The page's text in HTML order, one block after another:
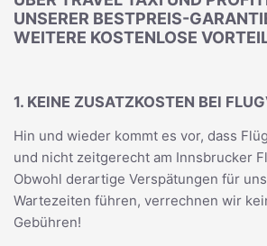
UNSERER BESTPREIS-
WEITERE KOSTENLOSE
1. KEINE ZUSATZKOSTEN BEI
Hin und wieder kommt es vor, dass
und nicht zeitgerecht am Innsbrucker
Obwohl derartige Verspätungen für
Wartezeiten führen, verrechnen wir
Gebühren!